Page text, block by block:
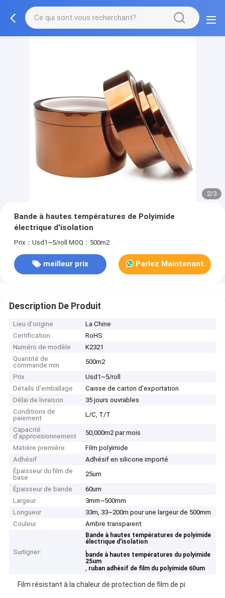
2/3
Bande à hautes températures de Polyimide
électrique d'isolation
Prix：Usd1~5/roll MOQ：500m2
meilleur prix Parlez Maintenant.
Description De Produit
Lieu d'origine
La Chine
Certification
RoHS
Numéro de modèle
K2321
Quantité de
commande min
500m2
Prix
Usd1~5/roll
Détails d'emballage
Caisse de carton d'exportation
Délai de livraison
35 jours ouvrables
Conditions de
paiement
L/C, T/T
Capacité
d'approvisionnement
50,000m2 par mois
Matière première
Film polyimide
Adhésif
Adhésif en silicone importé
Épaisseur du film de
base
25um
Épaisseur de bande
60um
Largeur
3mm~500mm
Longueur
33m, 33~200m pour une largeur de 500mm
Couleur
Ambre transparent
Surligner:
Bande à hautes températures de polyimide
électrique d'isolation
,
bande à hautes températures du polyimide
25um
, ruban adhésif de film du polyimide 60um
Film résistant à la chaleur de protection de film de pi